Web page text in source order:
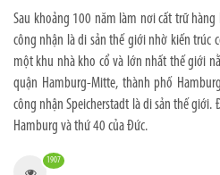
Sau khoảng 100 năm làm nơi cất trữ hàng
công nhận là di sản thế giới nhờ kiến trúc
một khu nhà kho cổ và lớn nhất thế giới
quận Hamburg-Mitte, thành phố
công nhận Speicherstadt là di sản thế giới.
Hamburg và thứ 40 của Đức.
1907